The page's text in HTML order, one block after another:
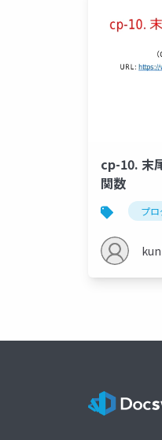
cp-10. 末
関数
プ